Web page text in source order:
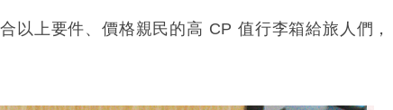
以上要件、價格親民的高 CP 值行李箱給旅人們，